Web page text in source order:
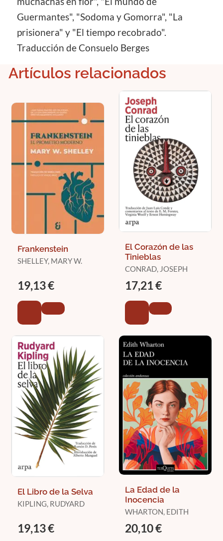
Guermantes", "Sodoma y Gomorra", "La
prisionera" y "El tiempo recobrado".
Traducción de Consuelo Berges
Artículos relacionados
Frankenstein
SHELLEY, MARY W.
19,13 €
El Corazón de las
Tinieblas
CONRAD, JOSEPH
17,21 €
El Libro de la Selva
KIPLING, RUDYARD
19,13 €
La Edad de la
Inocencia
WHARTON, EDITH
20,10 €